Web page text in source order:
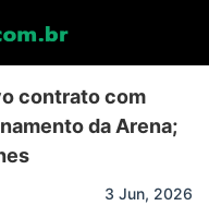
contrato com
da Arena;
3 Jun, 2026